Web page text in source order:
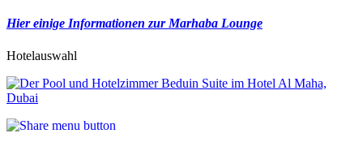
Hier einige Informationen zur Marhaba Lounge
Hotelauswahl